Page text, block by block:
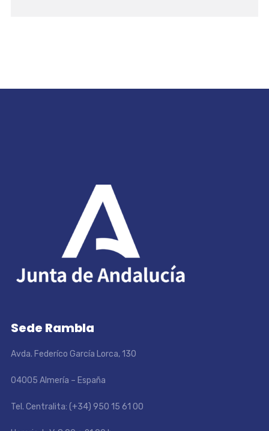
Sede Rambla
Avda. Federíco García Lorca, 130
04005 Almería – España
Tel. Centralita: (+34) 950 15 61 00